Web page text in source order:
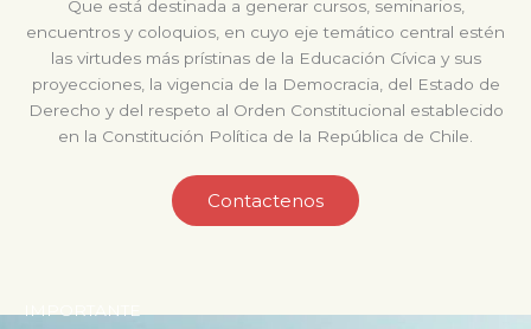
Que está destinada a generar cursos, seminarios,
encuentros y coloquios, en cuyo eje temático central estén
las virtudes más prístinas de la Educación Cívica y sus
proyecciones, la vigencia de la Democracia, del Estado de
Derecho y del respeto al Orden Constitucional establecido
en la Constitución Política de la República de Chile.
Contactenos